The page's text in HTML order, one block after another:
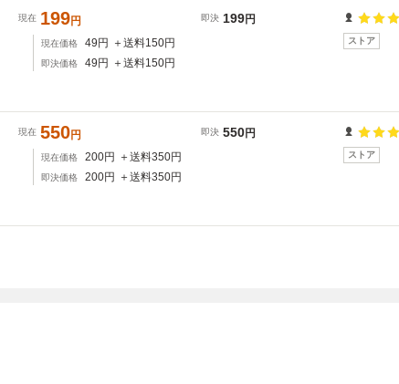
現在 199円 即決 199円
現在価格 49 円 ＋送料150円
即決価格 49 円 ＋送料150円
ストア
現在 550円 即決 550円
現在価格 200円 ＋送料350円
即決価格 200円 ＋送料350円
ストア